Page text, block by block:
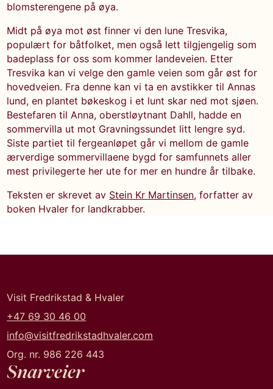
blomsterengene på øya.
Midt på øya mot øst finner vi den lune Tresvika,
populært for båtfolket, men også lett tilgjengelig som
badeplass for oss som kommer landeveien. Etter
Tresvika kan vi velge den gamle veien som går øst for
hovedveien. Fra denne kan vi ta en avstikker til Annas
lund, en plantet bøkeskog i et lunt skar ned mot sjøen.
Bestefaren til Anna, oberstløytnant Dahll, hadde en
sommervilla ut mot Gravningssundet litt lengre syd.
Siste partiet til fergeanløpet går vi mellom de gamle
ærverdige sommervillaene bygd for samfunnets aller
mest privilegerte her ute for mer en hundre år tilbake.
Teksten er skrevet av Stein Kr Martinsen, forfatter av
boken Hvaler for landkrabber.
Visit Fredrikstad & Hvaler
+47 69 30 46 00
info@visitfredrikstadhvaler.com
Org. nr. 986 226 443
Snarveier